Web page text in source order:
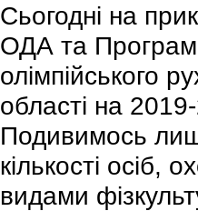
Сьогодні на
ОДА та
олімпійського
області на
Подивимось
кількості осіб,
видами